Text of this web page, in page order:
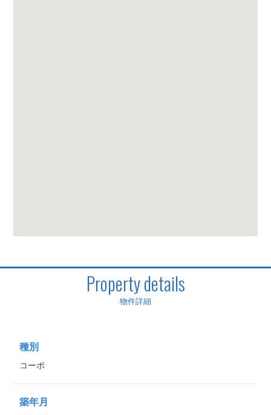
Property details
物件詳細
種別
コーポ
築年月